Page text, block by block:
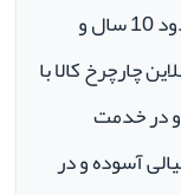
فروش لوازم جانبی و اسپرت خودرو در حدود 10 سال و
چارچرخ کالا با
در خدمت
آسوده و در